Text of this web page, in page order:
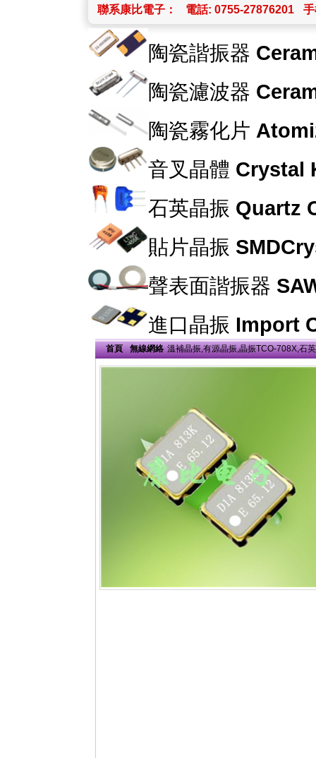
聯系康比電子： 電話: 0755-27876201
陶瓷諧振器
陶瓷濾波器
陶瓷霧化片
音叉晶體 Crystal
石英晶振 Quartz
貼片晶振
聲表面諧振器
進口晶振 Import
首頁 無線網絡 溫補晶振,有源晶振,晶振TCO-708X,石